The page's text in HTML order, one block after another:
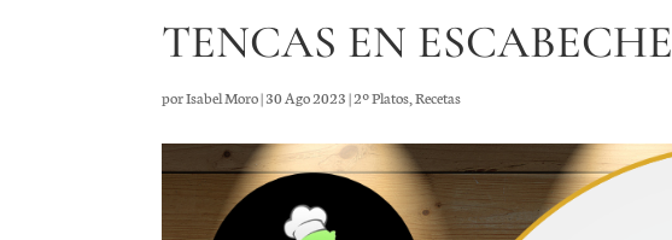
TENCAS EN ESCABECHE
porIsabel Moro|30 Ago 2023|2º Platos ,Recetas